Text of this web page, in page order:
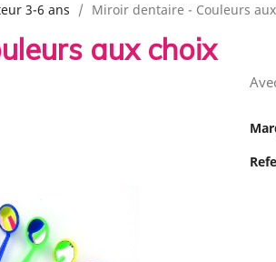
3-6 ans Miroir dentaire - Couleurs
aux choix